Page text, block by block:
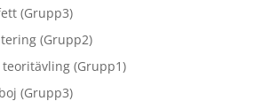
(Grupp3)
(Grupp2)
(Grupp1)
(Grupp3)